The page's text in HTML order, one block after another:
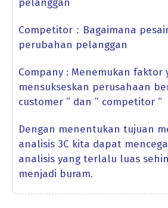
pelanggan
Competitor：Bagaimana
perubahan pelanggan
Company : Menemukan faktor
mensukseskan perusahaan
customer ” dan ” competitor “
Dengan menentukan tujuan
analisis 3C kita dapat
analisis yang terlalu luas
menjadi buram.